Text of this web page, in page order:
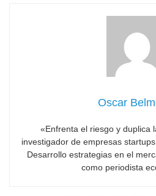
Oscar
«Enfrenta el riesgo y duplica
investigador de empresas
Desarrollo estrategias en el
como periodista